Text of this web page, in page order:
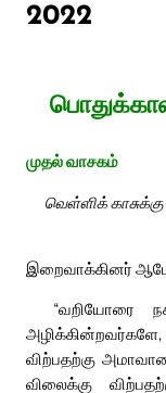
2022
முதல் வாசகம்
வெள்ளிக்
இறைவாக்கினர்
“வறியோரை
விற்பதற்கு
விலைக்கு